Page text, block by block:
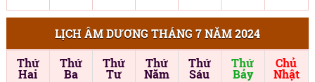
LỊCH ÂM DƯƠNG THÁNG 7 NĂM 2024
Thứ
Hai
Thứ
Ba
Thứ
Tư
Thứ
Năm
Thứ
Sáu
Thứ
Bảy
Chủ
Nhật